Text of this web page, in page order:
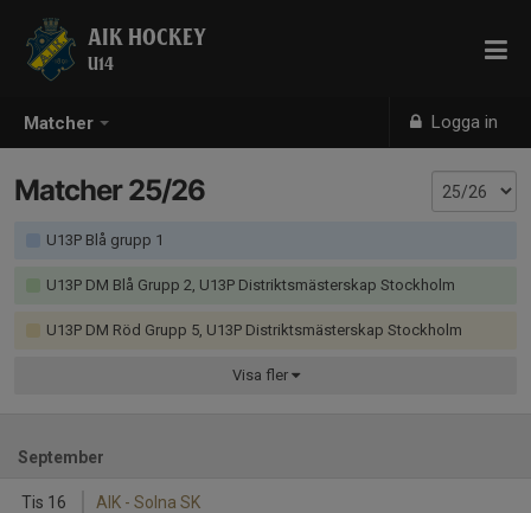
Matcher Logga in
AIK HOCKEY
U14
Matcher 25/26
U13P Blå grupp 1
U13P DM Blå Grupp 2, U13P Distriktsmästerskap Stockholm
U13P DM Röd Grupp 5, U13P Distriktsmästerskap Stockholm
Visa fler
September
Tis 16
AIK - Solna SK